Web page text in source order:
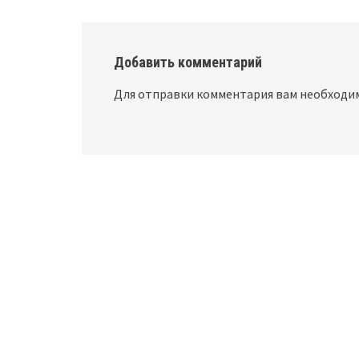
Добавить комментарий
Для отправки комментария вам